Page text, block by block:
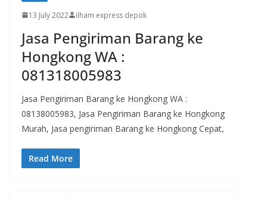
13 July 2022 ilham express depok
Jasa Pengiriman Barang ke
Hongkong WA :
081318005983
Jasa Pengiriman Barang ke Hongkong WA :
08138005983, Jasa Pengiriman Barang ke Hongkong
Murah, Jasa pengiriman Barang ke Hongkong Cepat,
Read More